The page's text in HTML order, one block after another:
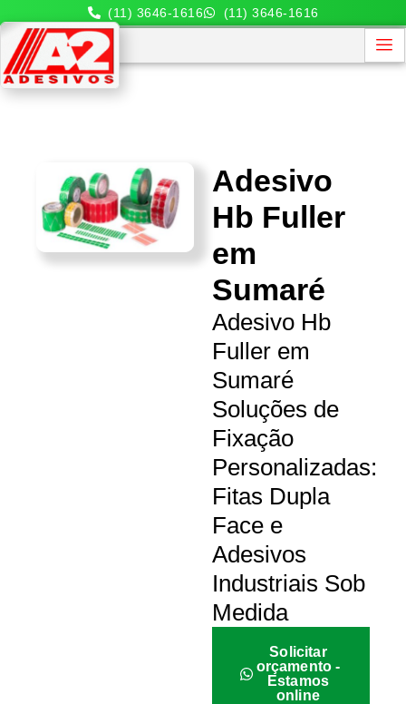
(11) 3646-1616 (11) 3646-1616
Adesivo
Hb Fuller
em
Sumaré
Adesivo Hb
Fuller em
Sumaré
Soluções de
Fixação
Personalizadas:
Fitas Dupla
Face e
Adesivos
Industriais Sob
Medida
Solicitar
orçamento -
Estamos
online